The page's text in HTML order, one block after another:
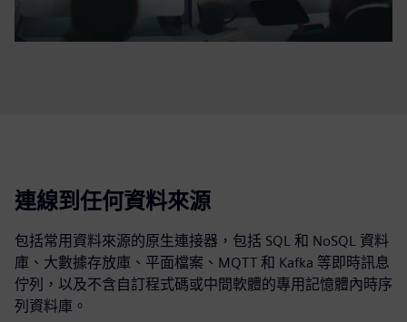
連線到任何資料來源
包括常用資料來源的原生連接器，包括 SQL 和 NoSQL 資料
庫、大數據存放庫、平面檔案、MQTT 和 Kafka 等即時訊息
佇列，以及不含自訂程式碼或中間軟體的專用記憶體內時序
列資料庫。